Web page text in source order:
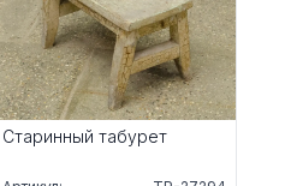
Старинный табурет